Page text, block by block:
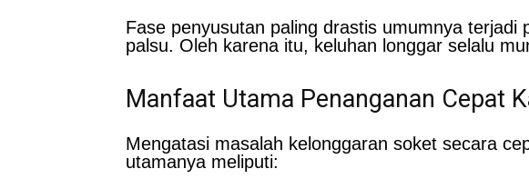
Fase penyusutan paling drastis umumnya
palsu. Oleh karena itu, keluhan longgar selalu
Manfaat Utama Penanganan Cepat
Mengatasi masalah kelonggaran soket secara
utamanya meliputi: